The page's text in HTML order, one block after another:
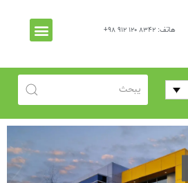
هاتف: ۸۳۴۲ ۱۲۰ ۹۱۲ ۹۸+